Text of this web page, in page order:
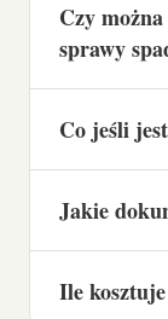
Czy
sprawy
Co jeśli
Jakie
Ile